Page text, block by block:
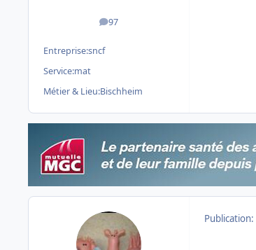
97
messages
Entreprise:sncf
Service:mat
Métier & Lieu:Bischheim
Publication: